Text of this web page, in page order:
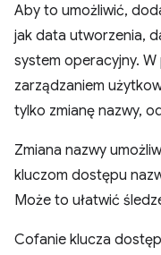
Aby to umożliwić,
jak data utworzenia,
system operacyjny.
zarządzaniem
tylko zmianę nazwy,
Zmiana nazwy
kluczom dostępu
Może to ułatwić
Cofanie klucza